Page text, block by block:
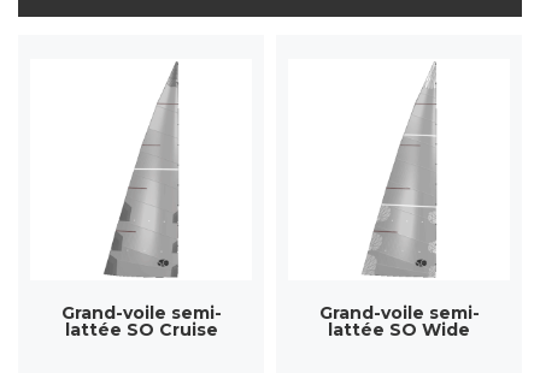
Grand-voile semi-
lattée SO Cruise
Grand-voile semi-
lattée SO Wide